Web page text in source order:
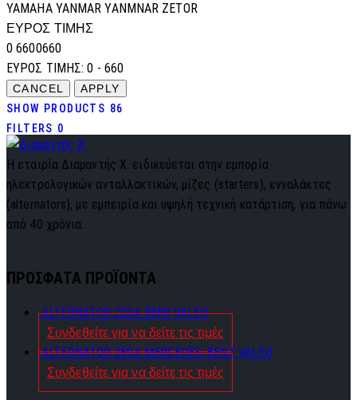
YAMAHA YANMAR YANMNAR ZETOR
ΕΥΡΟΣ ΤΙΜΗΣ
0 6600660
ΕΥΡΟΣ ΤΙΜΗΣ: 0 - 660
SHOW PRODUCTS 86
FILTERS 0
Η εταιρία Διαμαντής Χ. ειδικεύεται στην εμπορία
ηλεκτρολογικών ανταλλακτικών, μίζες (starters), ενναλάκτες
(alternators), με εμπειρία και υψηλή τεχνική κατάρτιση, για πάνω
από 40 χρόνια.
ΠΡΟΣΦΑΤΑ ΠΡΟΪΟΝΤΑ
ALTERNATOR 220A BMW VALEO
Συνδεθείτε για να δείτε τις τιμές
ALTERNATOR 280A MERCEDES-BENZ VALEO
Συνδεθείτε για να δείτε τις τιμές